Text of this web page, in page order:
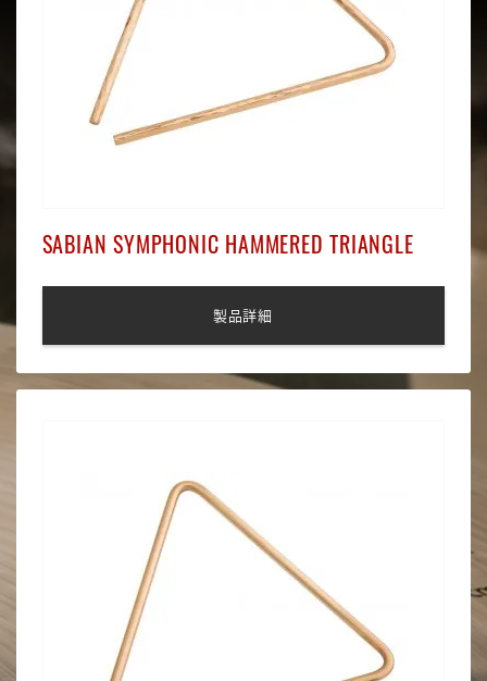
SABIAN SYMPHONIC HAMMERED TRIANGLE
製品詳細